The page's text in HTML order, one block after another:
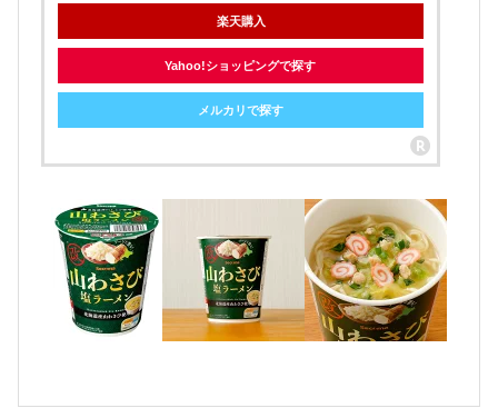
楽天購入
Yahoo!ショッピングで探す
メルカリで探す